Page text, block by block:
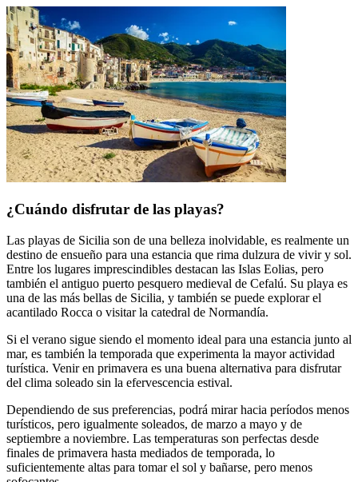
¿Cuándo disfrutar de las playas?
Las playas de Sicilia son de una belleza inolvidable, es realmente un
destino de ensueño para una estancia que rima dulzura de vivir y sol.
Entre los lugares imprescindibles destacan las Islas Eolias, pero
también el antiguo puerto pesquero medieval de Cefalú. Su playa es
una de las más bellas de Sicilia, y también se puede explorar el
acantilado Rocca o visitar la catedral de Normandía.
Si el verano sigue siendo el momento ideal para una estancia junto al
mar, es también la temporada que experimenta la mayor actividad
turística. Venir en primavera es una buena alternativa para disfrutar
del clima soleado sin la efervescencia estival.
Dependiendo de sus preferencias, podrá mirar hacia períodos menos
turísticos, pero igualmente soleados, de marzo a mayo y de
septiembre a noviembre. Las temperaturas son perfectas desde
finales de primavera hasta mediados de temporada, lo
suficientemente altas para tomar el sol y bañarse, pero menos